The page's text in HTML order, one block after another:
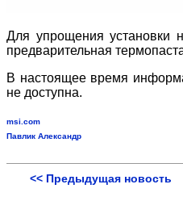
Для упрощения установки
предварительная
В настоящее время
не доступна.
msi.com
Павлик Александр
<< Предыдущая новость